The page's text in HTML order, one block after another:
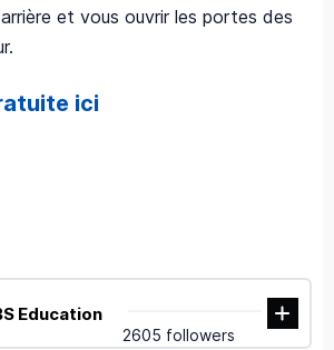
et vous ouvrir les portes des
ici
Education
2605 followers